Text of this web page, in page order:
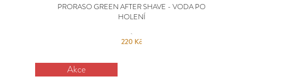
PRORASO GREEN AFTER SHAVE - VODA PO
HOLENÍ
220 Kč
Akce